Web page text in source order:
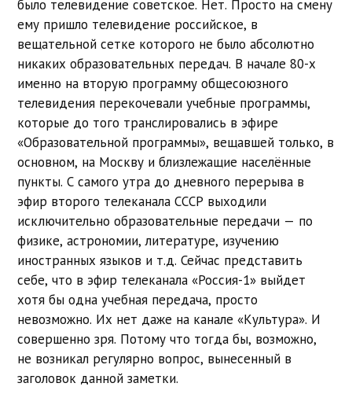
было телевидение советское. Нет. Просто на смену
ему пришло телевидение российское, в
вещательной сетке которого не было абсолютно
никаких образовательных передач. В начале 80-х
именно на вторую программу общесоюзного
телевидения перекочевали учебные программы,
которые до того транслировались в эфире
«Образовательной программы», вещавшей только, в
основном, на Москву и близлежащие населённые
пункты. С самого утра до дневного перерыва в
эфир второго телеканала СССР выходили
исключительно образовательные передачи — по
физике, астрономии, литературе, изучению
иностранных языков и т.д. Сейчас представить
себе, что в эфир телеканала «Россия-1» выйдет
хотя бы одна учебная передача, просто
невозможно. Их нет даже на канале «Культура». И
совершенно зря. Потому что тогда бы, возможно,
не возникал регулярно вопрос, вынесенный в
заголовок данной заметки.